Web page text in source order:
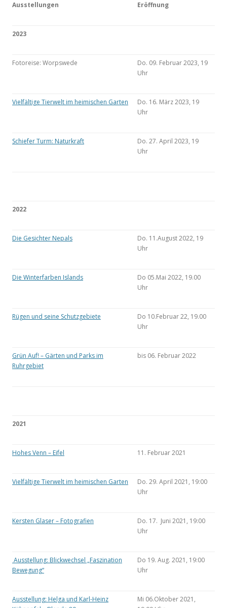
Ausstellungen Eröffnung
2023
Fotoreise: Worpswede
Do. 09. Februar 2023, 19
Uhr
Vielfältige Tierwelt im heimischen Garten
Do. 16. März 2023, 19
Uhr
Schiefer Turm: Naturkraft
Do. 27. April 2023, 19
Uhr
2022
Die Gesichter Nepals
Do. 11.August 2022, 19
Uhr
Die Winterfarben Islands
Do 05.Mai 2022, 19.00
Uhr
Rügen und seine Schutzgebiete
Do 10.Februar 22, 19.00
Uhr
Grün Auf! – Gärten und Parks im
Ruhrgebiet
bis 06. Februar 2022
2021
Hohes Venn – Eifel 11. Februar 2021
Vielfältige Tierwelt im heimischen Garten
Do. 29. April 2021, 19:00
Uhr
Kersten Glaser – Fotografien
Do. 17. Juni 2021, 19:00
Uhr
Ausstellung: Blickwechsel „Faszination
Bewegung“
Do 19. Aug. 2021, 19:00
Uhr
Ausstellung: Helga und Karl-Heinz
Mi 06.Oktober 2021,